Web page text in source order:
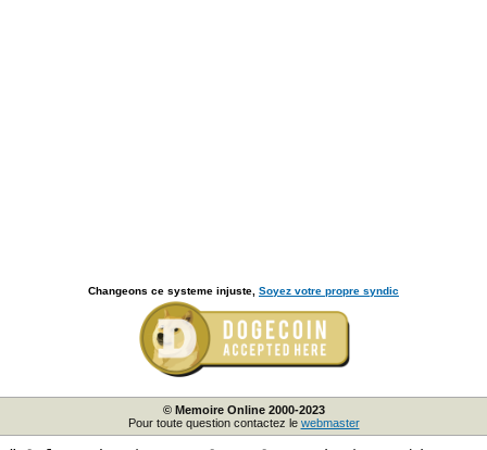
Changeons ce systeme injuste, Soyez votre propre syndic
© Memoire Online 2000-2023
Pour toute question contactez le webmaster